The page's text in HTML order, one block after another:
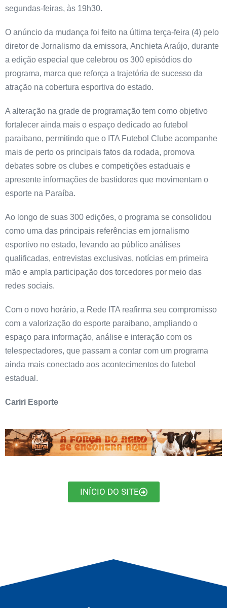
segundas-feiras, às 19h30.
O anúncio da mudança foi feito na última terça-feira (4) pelo
diretor de Jornalismo da emissora, Anchieta Araújo, durante
a edição especial que celebrou os 300 episódios do
programa, marca que reforça a trajetória de sucesso da
atração na cobertura esportiva do estado.
A alteração na grade de programação tem como objetivo
fortalecer ainda mais o espaço dedicado ao futebol
paraibano, permitindo que o ITA Futebol Clube acompanhe
mais de perto os principais fatos da rodada, promova
debates sobre os clubes e competições estaduais e
apresente informações de bastidores que movimentam o
esporte na Paraíba.
Ao longo de suas 300 edições, o programa se consolidou
como uma das principais referências em jornalismo
esportivo no estado, levando ao público análises
qualificadas, entrevistas exclusivas, notícias em primeira
mão e ampla participação dos torcedores por meio das
redes sociais.
Com o novo horário, a Rede ITA reafirma seu compromisso
com a valorização do esporte paraibano, ampliando o
espaço para informação, análise e interação com os
telespectadores, que passam a contar com um programa
ainda mais conectado aos acontecimentos do futebol
estadual.
Cariri Esporte
INÍCIO DO SITE